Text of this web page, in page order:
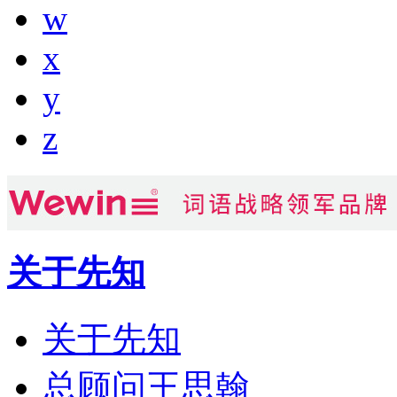
w
x
y
z
关于先知
关于先知
总顾问王思翰